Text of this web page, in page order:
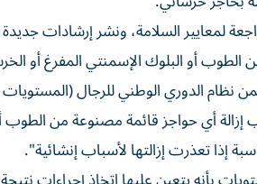
لمعايير السلامة، ونشر إرشادات
الطوب أو البلوك الإسمنتي المفرغ أو
(المستويات 1 إلى 6) ودوري السيدات الوطني (الدرجتان 3 و4).
إزالة أي حواجز قائمة مصنوعة من
إذا تعذرت إزالتها لأسباب إنشائية".